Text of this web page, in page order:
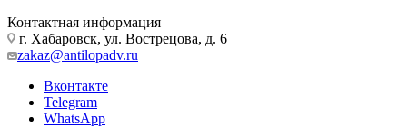
Контактная информация
г. Хабаровск, ул. Вострецова, д. 6
zakaz@antilopadv.ru
Вконтакте
Telegram
WhatsApp